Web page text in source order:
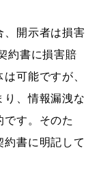
、開示者は損害
約書に損害賠
可能ですが、
り、情報漏洩な
です。そのた
書に明記して